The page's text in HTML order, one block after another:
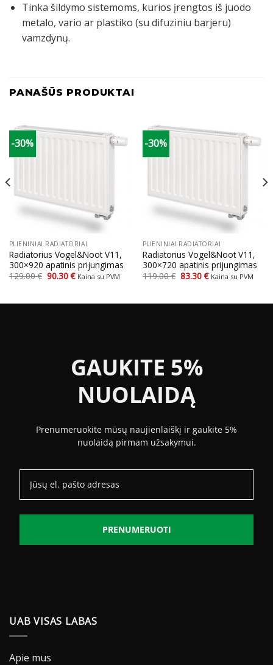
Tinka šildymo sistemoms, kurios įrengtos iš juodo
metalo, vario ar plastiko (su difuziniu barjeru)
vamzdynų.
PANAŠŪS PRODUKTAI
-30%
PLIENINIAI RADIATORIAI
Radiatorius Vogel&Noot V11,
300×920 apatinis prijungimas
129.00€ Original
price
90.30€Current
price
Kaina su PVM
-30%
PLIENINIAI RADIATORIAI
Radiatorius Vogel&Noot V11,
300×720 apatinis prijungimas
119.00€ Original
price
83.30€Current
price
Kaina su PVM
GAUKITE 5%
NUOLAIDĄ
Prenumeruokite mūsų naujienlaiškį ir gaukite 5%
nuolaidą pirmam užsakymui.
PRENUMERUOTI
UAB VISAS LABAS
Apie mus